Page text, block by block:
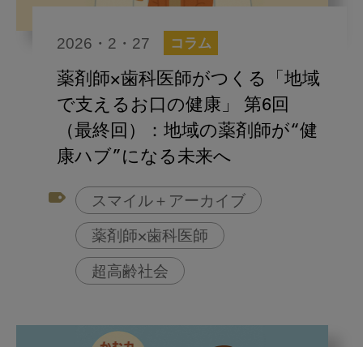
2026・2・27 コラム
薬剤師×歯科医師がつくる「地域
で支えるお口の健康」 第6回
（最終回）：地域の薬剤師が“健
康ハブ”になる未来へ
スマイル＋アーカイブ
薬剤師×歯科医師
超高齢社会